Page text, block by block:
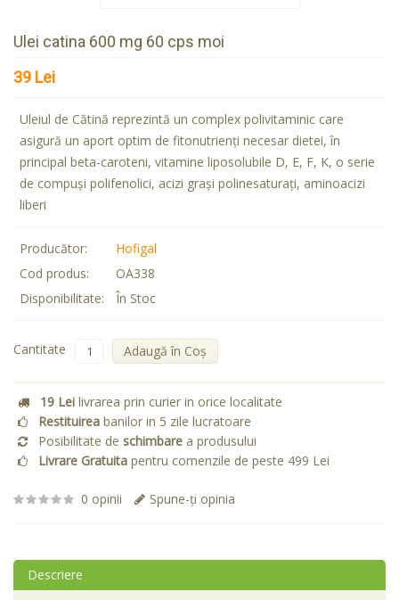
Ulei catina 600 mg 60 cps moi
39 Lei
Uleiul de Cătină reprezintă un complex polivitaminic care
asigură un aport optim de fitonutrienţi necesar dietei, în
principal beta-caroteni, vitamine liposolubile D, E, F, K, o serie
de compuşi polifenolici, acizi graşi polinesaturaţi, aminoacizi
liberi
Producător:
Hofigal
Cod produs:
OA338
Disponibilitate:
În Stoc
Cantitate Adaugă în Coş
19 Lei livrarea prin curier in orice localitate
Restituirea banilor in 5 zile lucratoare
Posibilitate de schimbare a produsului
Livrare Gratuita pentru comenzile de peste 499 Lei
0 opinii Spune-ţi opinia
Descriere